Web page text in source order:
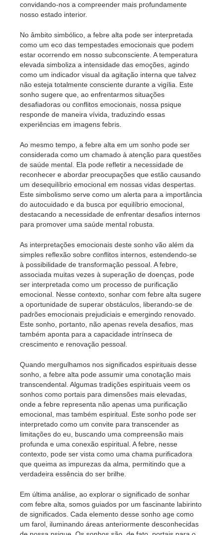
convidando-nos a compreender mais profundamente
nosso estado interior.
No âmbito simbólico, a febre alta pode ser interpretada
como um eco das tempestades emocionais que podem
estar ocorrendo em nosso subconsciente. A temperatura
elevada simboliza a intensidade das emoções, agindo
como um indicador visual da agitação interna que talvez
não esteja totalmente consciente durante a vigília. Este
sonho sugere que, ao enfrentarmos situações
desafiadoras ou conflitos emocionais, nossa psique
responde de maneira vívida, traduzindo essas
experiências em imagens febris.
Ao mesmo tempo, a febre alta em um sonho pode ser
considerada como um chamado à atenção para questões
de saúde mental. Ela pode refletir a necessidade de
reconhecer e abordar preocupações que estão causando
um desequilíbrio emocional em nossas vidas despertas.
Este simbolismo serve como um alerta para a importância
do autocuidado e da busca por equilíbrio emocional,
destacando a necessidade de enfrentar desafios internos
para promover uma saúde mental robusta.
As interpretações emocionais deste sonho vão além da
simples reflexão sobre conflitos internos, estendendo-se
à possibilidade de transformação pessoal. A febre,
associada muitas vezes à superação de doenças, pode
ser interpretada como um processo de purificação
emocional. Nesse contexto, sonhar com febre alta sugere
a oportunidade de superar obstáculos, liberando-se de
padrões emocionais prejudiciais e emergindo renovado.
Este sonho, portanto, não apenas revela desafios, mas
também aponta para a capacidade intrínseca de
crescimento e renovação pessoal.
Quando mergulhamos nos significados espirituais desse
sonho, a febre alta pode assumir uma conotação mais
transcendental. Algumas tradições espirituais veem os
sonhos como portais para dimensões mais elevadas,
onde a febre representa não apenas uma purificação
emocional, mas também espiritual. Este sonho pode ser
interpretado como um convite para transcender as
limitações do eu, buscando uma compreensão mais
profunda e uma conexão espiritual. A febre, nesse
contexto, pode ser vista como uma chama purificadora
que queima as impurezas da alma, permitindo que a
verdadeira essência do ser brilhe.
Em última análise, ao explorar o significado de sonhar
com febre alta, somos guiados por um fascinante labirinto
de significados. Cada elemento desse sonho age como
um farol, iluminando áreas anteriormente desconhecidas